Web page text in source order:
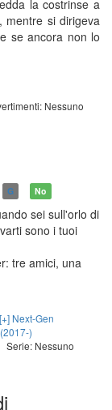
la costrinse a
mentre si dirigeva
se ancora non lo
Nessuno
G No
sei sull'orlo di
sono i tuoi
tre amici, una
[+] Next-Gen
)
Serie: Nessuno